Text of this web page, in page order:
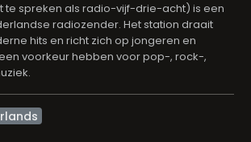
te spreken als radio-vijf-drie-acht) is een
radiozender. Het station draait
hits en richt zich op jongeren en
voorkeur hebben voor pop-, rock-,